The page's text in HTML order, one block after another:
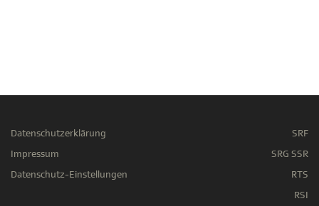
Datenschutzerklärung
Impressum
Datenschutz-Einstellungen
SRF
SRG SSR
RTS
RSI